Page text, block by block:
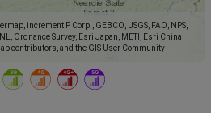
increment P Corp., GEBCO, USGS, FAO, NPS,
Ordnance Survey, Esri Japan, METI, Esri China
contributors, and the GIS User Community